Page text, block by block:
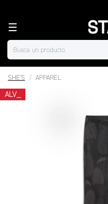
☰
SHE'S APPAREL
ALV_